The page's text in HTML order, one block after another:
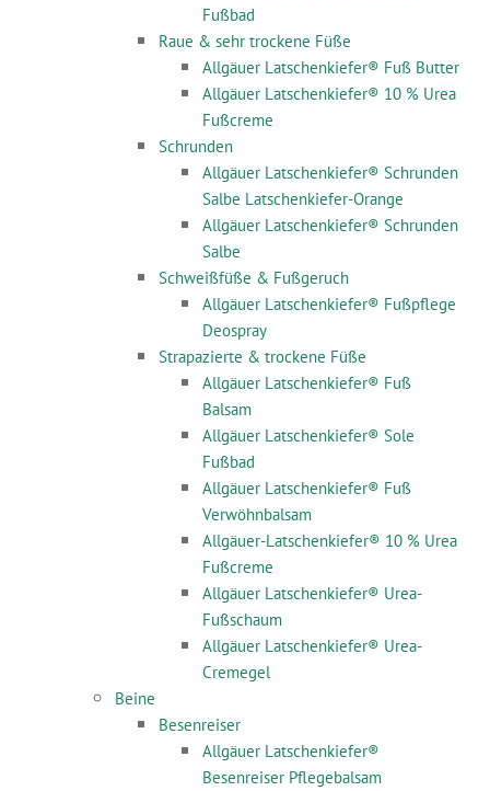
Fußbad
Raue & sehr trockene Füße
Allgäuer Latschenkiefer® Fuß Butter
Allgäuer Latschenkiefer® 10 % Urea
Fußcreme
Schrunden
Allgäuer Latschenkiefer® Schrunden
Salbe Latschenkiefer-Orange
Allgäuer Latschenkiefer® Schrunden
Salbe
Schweißfüße & Fußgeruch
Allgäuer Latschenkiefer® Fußpflege
Deospray
Strapazierte & trockene Füße
Allgäuer Latschenkiefer® Fuß
Balsam
Allgäuer Latschenkiefer® Sole
Fußbad
Allgäuer Latschenkiefer® Fuß
Verwöhnbalsam
Allgäuer-Latschenkiefer® 10 % Urea
Fußcreme
Allgäuer Latschenkiefer® Urea-
Fußschaum
Allgäuer Latschenkiefer® Urea-
Cremegel
Beine
Besenreiser
Allgäuer Latschenkiefer®
Besenreiser Pflegebalsam